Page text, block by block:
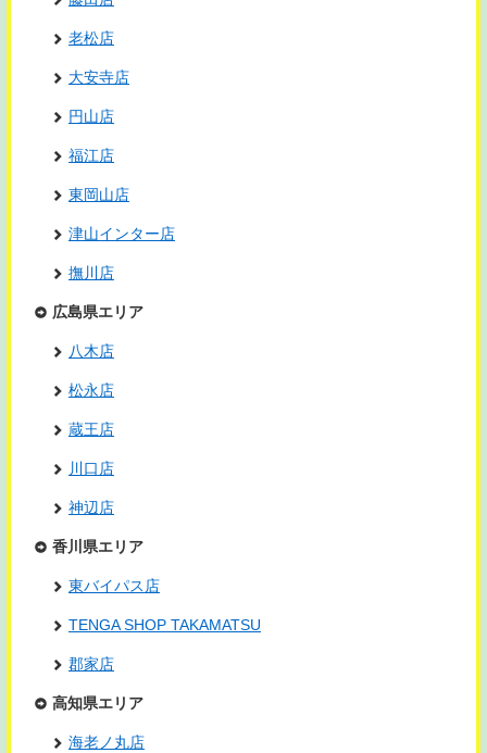
老松店
大安寺店
円山店
福江店
東岡山店
津山インター店
撫川店
広島県エリア
八木店
松永店
蔵王店
川口店
神辺店
香川県エリア
東バイパス店
TENGA SHOP TAKAMATSU
郡家店
高知県エリア
海老ノ丸店